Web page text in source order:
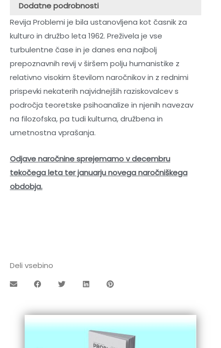
Dodatne podrobnosti
Revija Problemi je bila ustanovljena kot časnik za
kulturo in družbo leta 1962. Preživela je vse
turbulentne čase in je danes ena najbolj
prepoznavnih revij v širšem polju humanistike z
relativno visokim številom naročnikov in z rednimi
prispevki nekaterih najvidnejših raziskovalcev s
področja teoretske psihoanalize in njenih navezav
na filozofska, pa tudi kulturna, družbena in
umetnostna vprašanja.
Odjave naročnine sprejemamo v decembru
tekočega leta ter januarju novega naročniškega
obdobja.
Deli vsebino